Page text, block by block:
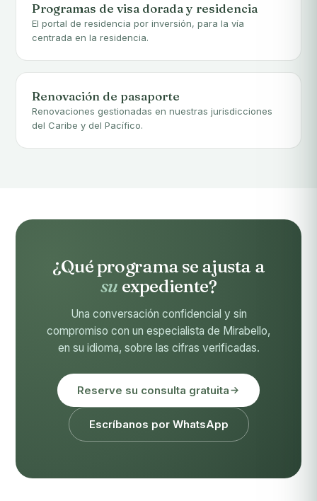
Programas de visa dorada y residencia
El portal de residencia por inversión, para la vía
centrada en la residencia.
Renovación de pasaporte
Renovaciones gestionadas en nuestras jurisdicciones
del Caribe y del Pacífico.
¿Qué programa se ajusta a
su expediente?
Una conversación confidencial y sin
compromiso con un especialista de Mirabello,
en su idioma, sobre las cifras verificadas.
Reserve su consulta gratuita
Escríbanos por WhatsApp